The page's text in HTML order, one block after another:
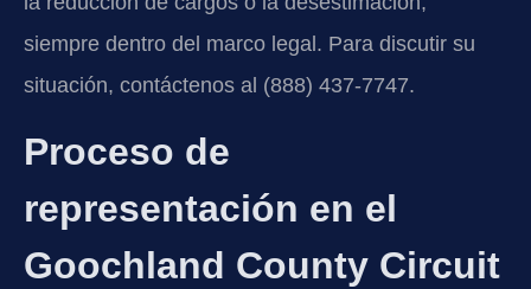
siempre dentro del marco legal. Para discutir su
situación, contáctenos al (888) 437-7747.
Proceso de
representación en el
Goochland County Circuit